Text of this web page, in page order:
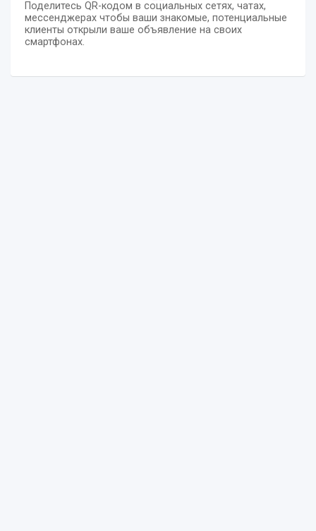
Поделитесь QR-кодом в социальных сетях, чатах,
мессенджерах чтобы ваши знакомые, потенциальные
клиенты открыли ваше объявление на своих
смартфонах.